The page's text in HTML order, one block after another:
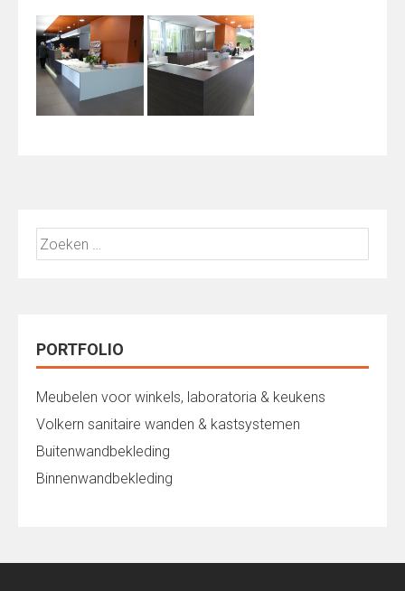
Zoeken
naar:
PORTFOLIO
Meubelen voor winkels, laboratoria & keukens
Volkern sanitaire wanden & kastsystemen
Buitenwandbekleding
Binnenwandbekleding